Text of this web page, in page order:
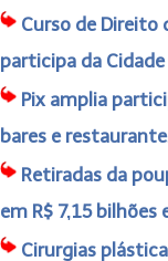
Curso de Direito
participa da
Pix amplia
bares e
Retiradas da
em R$ 7,15 bilhões
Cirurgias